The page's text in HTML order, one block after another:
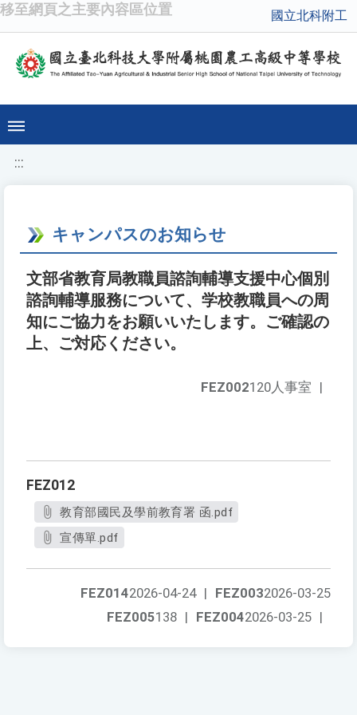
移至網頁之主要內容區位置 國立北科附工
:::
キャンパスのお知らせ
文部省教育局教職員諮詢輔導支援中心個別
諮詢輔導服務について、学校教職員への周
知にご協力をお願いいたします。ご確認の
上、ご対応ください。
FEZ002120人事室 |
FEZ012
教育部國民及學前教育署 函.pdf
宣傳單.pdf
FEZ0032026-03-25
FEZ0142026-04-24 |
FEZ0042026-03-25 |
FEZ005138 |